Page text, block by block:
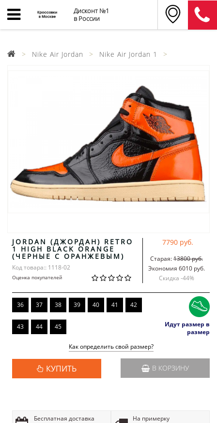
Дисконт №1
в России
Nike Air Jordan Nike Air Jordan 1
JORDAN (ДЖОРДАН) RETRO
1 HIGH BLACK ORANGE
(ЧЕРНЫЕ С ОРАНЖЕВЫМ)
Код товара:: 1118-02
Оценка покупателей
7790 руб.
Старая:13800 руб.
Экономия 6010 руб.
Скидка -44%
36 37 38 39 40 41 42
43 44 45
Идут размер в
размер
Как определить свой размер?
КУПИТЬ В КОРЗИНУ
Бесплатная доставка
На примерку